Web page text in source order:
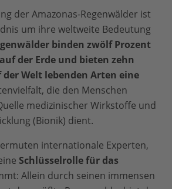
der Amazonas-Regenwälder ist
um ihre weltweite Bedeutung
binden zwölf Prozent
der Erde und bieten zehn
Welt lebenden Arten eine
die den Menschen
medizinischer Wirkstoffe und
(Bionik) dient.
internationale Experten,
Schlüsselrolle für das
Allein durch seinen immensen